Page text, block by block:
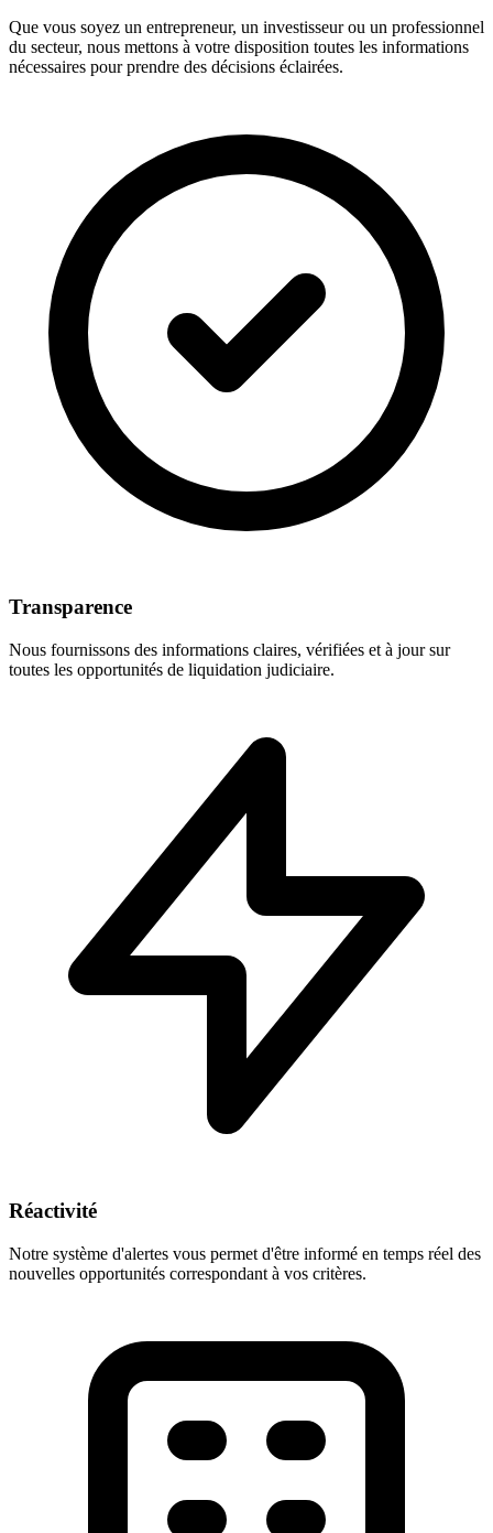
Que vous soyez un entrepreneur, un investisseur ou un professionnel
du secteur, nous mettons à votre disposition toutes les informations
nécessaires pour prendre des décisions éclairées.
Transparence
Nous fournissons des informations claires, vérifiées et à jour sur
toutes les opportunités de liquidation judiciaire.
Réactivité
Notre système d'alertes vous permet d'être informé en temps réel des
nouvelles opportunités correspondant à vos critères.